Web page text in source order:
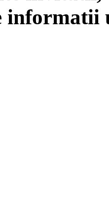
informatii